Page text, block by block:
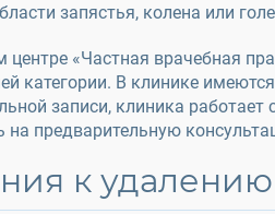
запястья, колена или
центре «Частная врачебная
категории. В клинике
записи, клиника
на предварительную
к